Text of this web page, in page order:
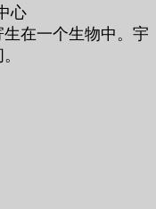
心
在一个生物中。宇